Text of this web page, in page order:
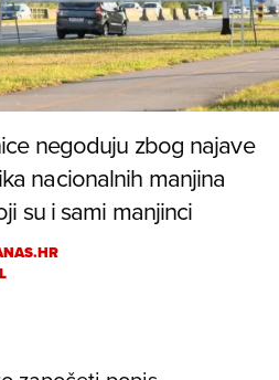
negoduju zbog najave
nacionalnih manjina
su i sami manjinci